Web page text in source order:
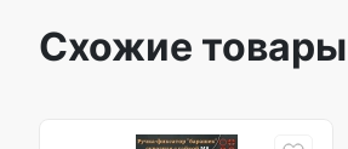
Схожие товары